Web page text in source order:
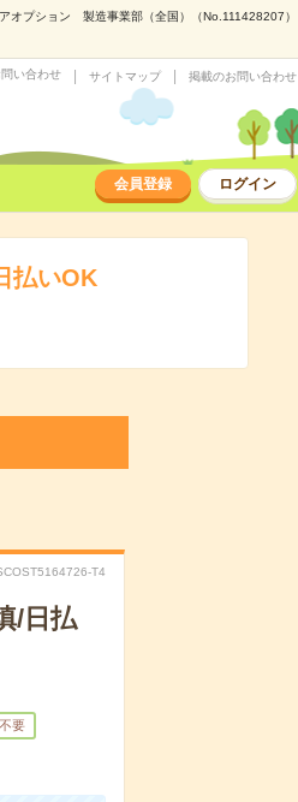
オプション 製造事業部（全国）（No.111428207）
い合わせ サイトマップ 掲載のお問い合わせ
会員登録 ログイン
払いOK
T4
/日払
要